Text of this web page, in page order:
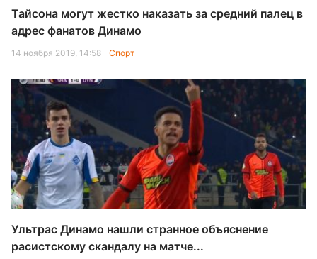
Тайсона могут жестко наказать за средний палец в
адрес фанатов Динамо
14 ноября 2019, 14:58 Спорт
Ультрас Динамо нашли странное объяснение
расистскому скандалу на матче...